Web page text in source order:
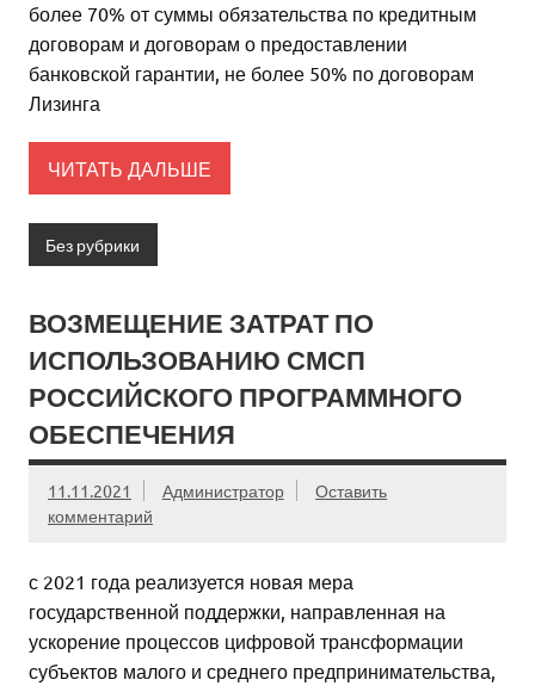
более 70% от суммы обязательства по кредитным
договорам и договорам о предоставлении
банковской гарантии, не более 50% по договорам
Лизинга
ЧИТАТЬ ДАЛЬШЕ
Без рубрики
ВОЗМЕЩЕНИЕ ЗАТРАТ ПО
ИСПОЛЬЗОВАНИЮ СМСП
РОССИЙСКОГО ПРОГРАММНОГО
ОБЕСПЕЧЕНИЯ
11.11.2021 Администратор
Оставить
комментарий
с 2021 года реализуется новая мера
государственной поддержки, направленная на
ускорение процессов цифровой трансформации
субъектов малого и среднего предпринимательства,